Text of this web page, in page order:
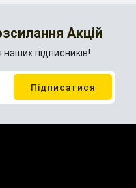
Акцій
наших підписників!